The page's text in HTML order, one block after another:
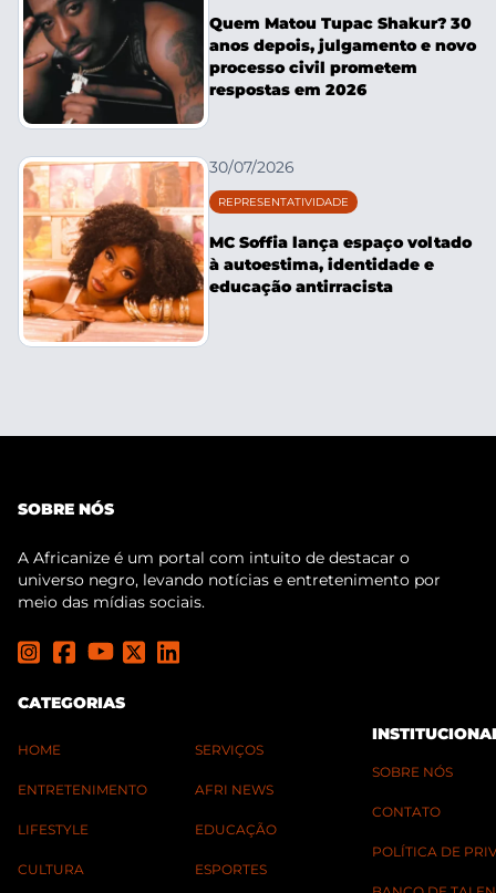
Quem Matou Tupac Shakur? 30
anos depois, julgamento e novo
processo civil prometem
respostas em 2026
30/07/2026
REPRESENTATIVIDADE
MC Soffia lança espaço voltado
à autoestima, identidade e
educação antirracista
SOBRE NÓS
A Africanize é um portal com intuito de destacar o
universo negro, levando notícias e entretenimento por
meio das mídias sociais.
CATEGORIAS
HOME
ENTRETENIMENTO
LIFESTYLE
CULTURA
SERVIÇOS
AFRI NEWS
EDUCAÇÃO
ESPORTES
SOBRE NÓS
CONTATO
POLÍTICA DE